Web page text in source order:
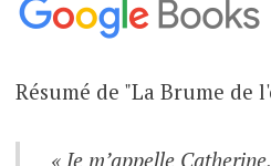
Résumé de "La Brume de
« Je m’appelle